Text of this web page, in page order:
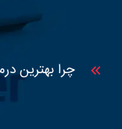
چرا بهترین